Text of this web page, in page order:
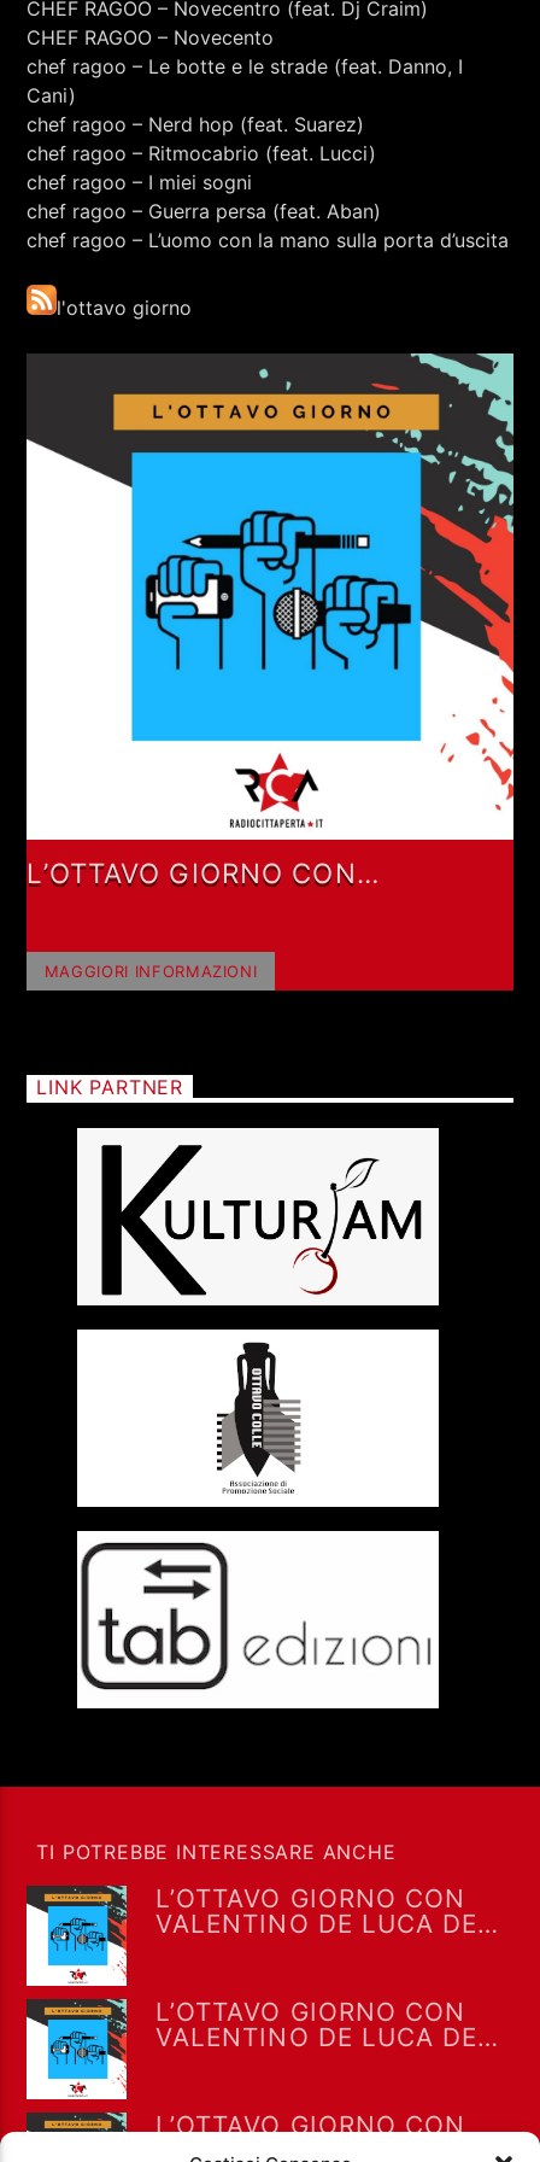
RCA - Radio città aperta
Sostieni Radio Città Aperta
CHEF RAGOO – Novecentro (feat. Dj Craim)
CHEF RAGOO – Novecento
chef ragoo – Le botte e le strade (feat. Danno, I
Cani)
chef ragoo – Nerd hop (feat. Suarez)
chef ragoo – Ritmocabrio (feat. Lucci)
chef ragoo – I miei sogni
chef ragoo – Guerra persa (feat. Aban)
chef ragoo – L’uomo con la mano sulla porta d’uscita
l'ottavo giorno
L’OTTAVO GIORNO CON
MAGGIORI INFORMAZIONI
LINK PARTNER
TI POTREBBE INTERESSARE ANCHE
L’OTTAVO GIORNO CON
VALENTINO DE LUCA DEL
L’OTTAVO GIORNO CON
VALENTINO DE LUCA DEL
L’OTTAVO GIORNO CON
VALENTINO DE LUCA DEL